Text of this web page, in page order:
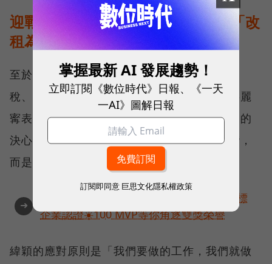
迎戰美國變數、在地布局，22億元「改
租為買」
至於近期產業深受美國政策牽動，包括對等關
稅、美方提出台美晶片製造五五分等議題，洪麗
寗表示，能看出川普政府要把產業搬回去美國的
決心，這些政策影響不只是對緯穎或者對台灣，
而是對全世界都有影響。
➜
AI提升效率，永續決定未來！全球永續指標
企業認證☀️100 MVP等你角逐雙獎榮譽
緯穎的應對原則是「我們要做的工作，我們就做
掌握最新 AI 發展趨勢！
立即訂閱《數位時代》日報、《一天
一AI》圖解日報
訂閱即同意 巨思文化隱私權政策